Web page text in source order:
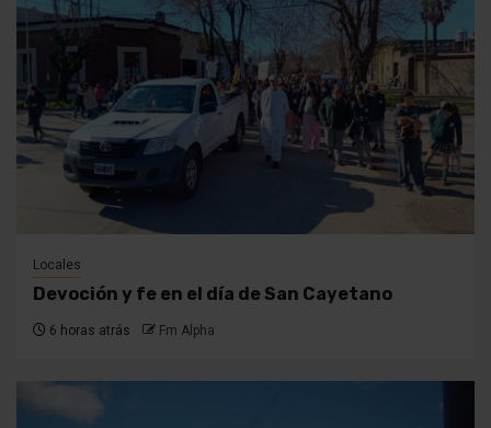
Locales
Devoción y fe en el día de San Cayetano
6 horas atrás Fm Alpha